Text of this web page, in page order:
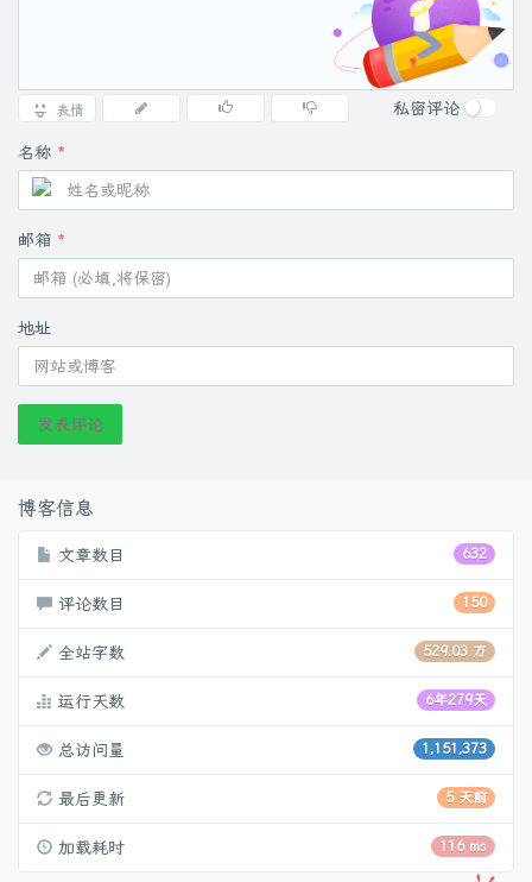
表情 私密评论
名称 *
邮箱 *
地址
发表评论
博客信息
632
文章数目
150
评论数目
529.03 万
全站字数
6年279天
运行天数
1,151,373
总访问量
5 天前
最后更新
116 ms
加载耗时